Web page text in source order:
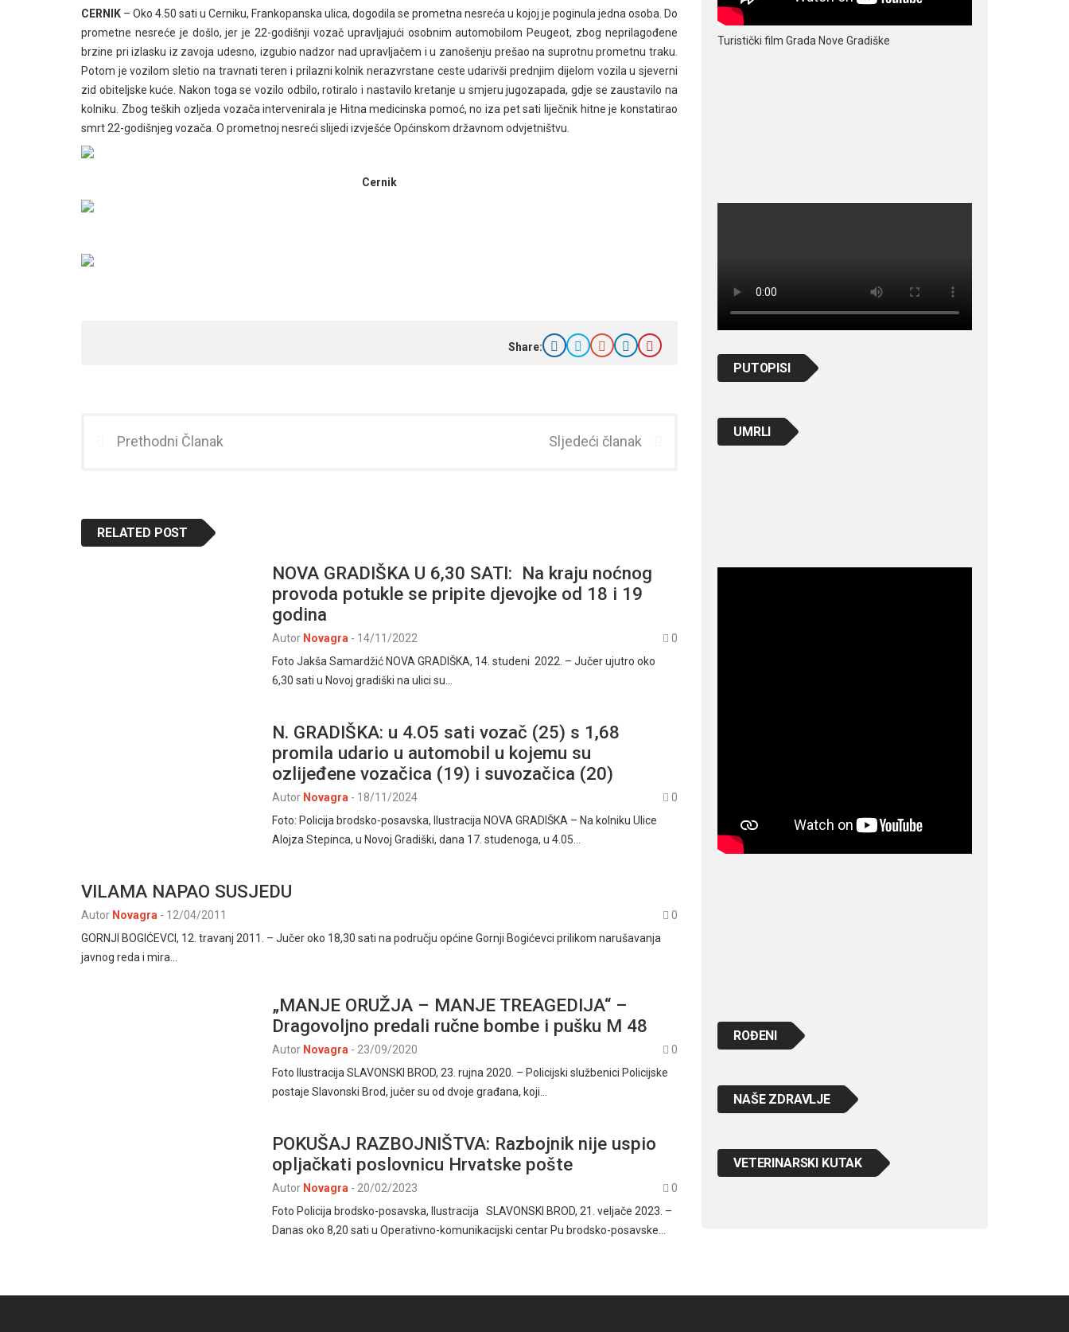
CERNIK – Oko 4.50 sati u Cerniku, Frankopanska ulica, dogodila se prometna nesreća u kojoj je poginula jedna osoba. Do
prometne nesreće je došlo, jer je 22-godišnji vozač upravljajući osobnim automobilom Peugeot, zbog neprilagođene
brzine pri izlasku iz zavoja udesno, izgubio nadzor nad upravljačem i u zanošenju prešao na suprotnu prometnu traku.
Potom je vozilom sletio na travnati teren i prilazni kolnik nerazvrstane ceste udarivši prednjim dijelom vozila u sjeverni
zid obiteljske kuće. Nakon toga se vozilo odbilo, rotiralo i nastavilo kretanje u smjeru jugozapada, gdje se zaustavilo na
kolniku. Zbog teških ozljeda vozača intervenirala je Hitna medicinska pomoć, no iza pet sati liječnik hitne je konstatirao
smrt 22-godišnjeg vozača. O prometnoj nesreći slijedi izvješće Općinskom državnom odvjetništvu.
Cernik
Share:
Prethodni Članak Sljedeći članak
RELATED POST
NOVA GRADIŠKA U 6,30 SATI: Na kraju noćnog
provoda potukle se pripite djevojke od 18 i 19
godina
Autor Novagra - 14/11/2022
0
Foto Jakša Samardžić NOVA GRADIŠKA, 14. studeni 2022. – Jučer ujutro oko
6,30 sati u Novoj gradiški na ulici su…
N. GRADIŠKA: u 4.O5 sati vozač (25) s 1,68
promila udario u automobil u kojemu su
ozlijeđene vozačica (19) i suvozačica (20)
Autor Novagra - 18/11/2024
0
Foto: Policija brodsko-posavska, Ilustracija NOVA GRADIŠKA – Na kolniku Ulice
Alojza Stepinca, u Novoj Gradiški, dana 17. studenoga, u 4.05…
VILAMA NAPAO SUSJEDU
Autor Novagra - 12/04/2011
0
GORNJI BOGIĆEVCI, 12. travanj 2011. – Jučer oko 18,30 sati na području općine Gornji Bogićevci prilikom narušavanja
javnog reda i mira…
„MANJE ORUŽJA – MANJE TREAGEDIJA“ –
Dragovoljno predali ručne bombe i pušku M 48
Autor Novagra - 23/09/2020
0
Foto Ilustracija SLAVONSKI BROD, 23. rujna 2020. – Policijski službenici Policijske
postaje Slavonski Brod, jučer su od dvoje građana, koji…
POKUŠAJ RAZBOJNIŠTVA: Razbojnik nije uspio
opljačkati poslovnicu Hrvatske pošte
Autor Novagra - 20/02/2023
0
Foto Policija brodsko-posavska, Ilustracija SLAVONSKI BROD, 21. veljače 2023. –
Danas oko 8,20 sati u Operativno-komunikacijski centar Pu brodsko-posavske…
Turistički film Grada Nove Gradiške
PUTOPISI
UMRLI
ROĐENI
NAŠE ZDRAVLJE
VETERINARSKI KUTAK